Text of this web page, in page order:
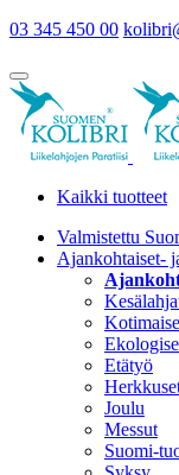
03 345 450 00
Kaikki tuotteet
Valmistettu
Ajankohtaiset-
Etätyö
Joulu
Messut
Suomi-